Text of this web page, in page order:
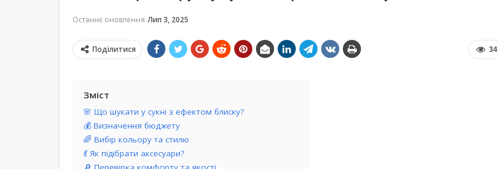
Останнє оновлення Лип 3, 2025
34
Поділитися
Зміст
🌸 Що шукати у сукні з ефектом блиску?
💰 Визначення бюджету
🌈 Вибір кольору та стилю
💃 Як підібрати аксесуари?